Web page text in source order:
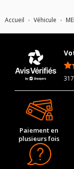
Accueil Véhicule
Paiement en
plusieurs fois